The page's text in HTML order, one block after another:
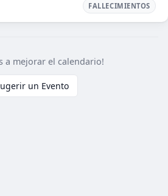
FALLECIMIENTOS
a mejorar el calendario!
un Evento